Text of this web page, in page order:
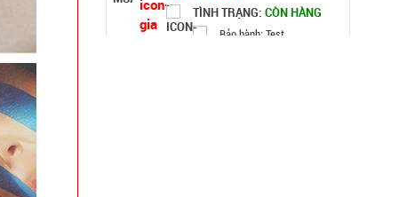
TÌNH TRẠNG: CÒN HÀNG
Bảo hành: Test